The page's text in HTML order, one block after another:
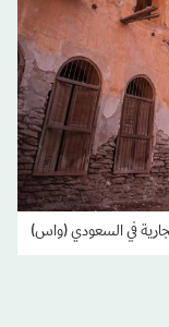
في السعودي (واس)